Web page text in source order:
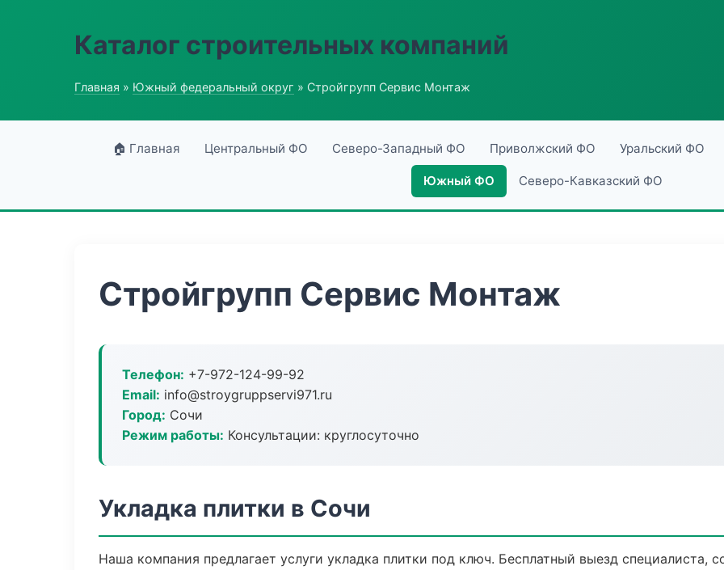
Каталог строительных компаний
Главная » Южный федеральный округ » Стройгрупп Сервис Монтаж
🏠 Главная Центральный ФО Северо-Западный ФО Приволжский ФО Уральский ФО
Южный ФО Северо-Кавказский ФО
Стройгрупп Сервис Монтаж
Телефон: +7-972-124-99-92
Email: info@stroygruppservi971.ru
Город: Сочи
Режим работы: Консультации: круглосуточно
Укладка плитки в Сочи
Наша компания предлагает услуги укладка плитки под ключ. Бесплатный выезд специалиста,